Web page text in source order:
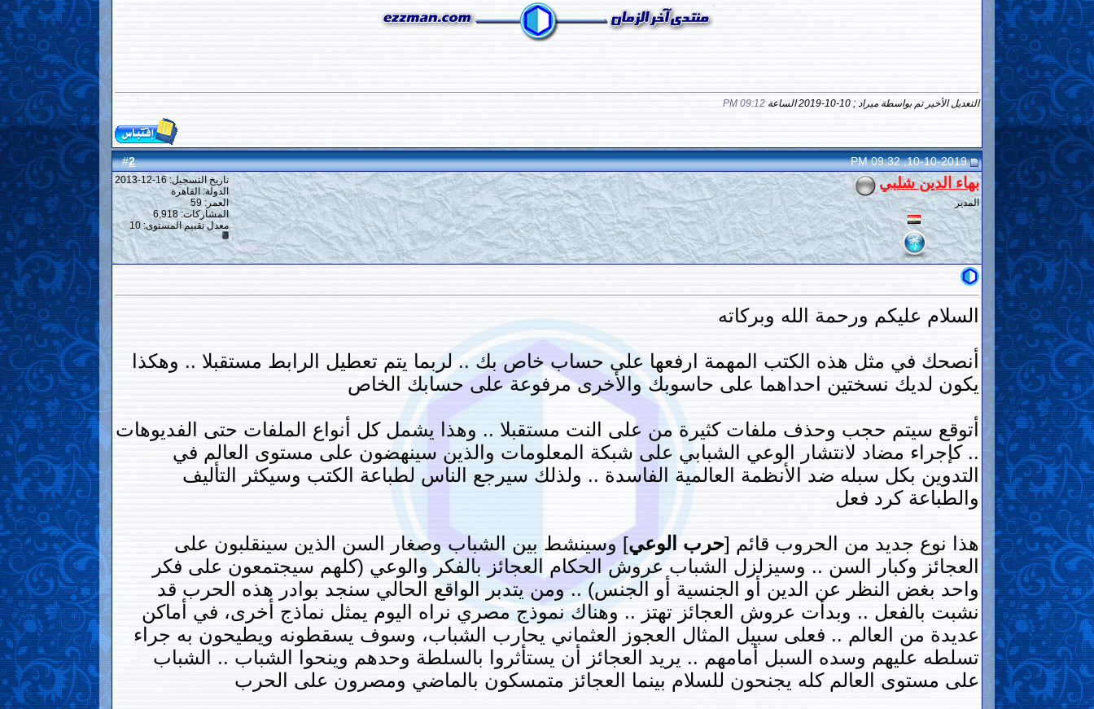
التعديل الأخير تم بواسطة ميراد ; 10-10-2019 الساعة 09:12 PM
#
2 10-10-2019, 09:32 PM
بهاء الدين شلبي
المدير
تاريخ التسجيل: 16-12-2013
الدولة: القاهرة
العمر: 59
المشاركات: 6,918
معدل تقييم المستوى: 10
السلام عليكم ورحمة الله وبركاته
أنصحك في مثل هذه الكتب المهمة ارفعها على حساب خاص بك .. لربما يتم تعطيل الرابط مستقبلا .. وهكذا
يكون لديك نسختين احداهما على حاسوبك والأخرى مرفوعة على حسابك الخاص
أتوقع سيتم حجب وحذف ملفات كثيرة من على النت مستقبلا .. وهذا يشمل كل أنواع الملفات حتى الفديوهات
.. كإجراء مضاد لانتشار الوعي الشبابي على شبكة المعلومات والذين سينهضون على مستوى العالم في
التدوين بكل سبله ضد الأنظمة العالمية الفاسدة .. ولذلك سيرجع الناس لطباعة الكتب وسيكثر التأليف
والطباعة كرد فعل
هذا نوع جديد من الحروب قائم [حرب الوعي] وسينشط بين الشباب وصغار السن الذين سينقلبون على
العجائز وكبار السن .. وسيزلزل الشباب عروش الحكام العجائز بالفكر والوعي (كلهم سيجتمعون على فكر
واحد بغض النظر عن الدين أو الجنسية أو الجنس) .. ومن يتدبر الواقع الحالي سنجد بوادر هذه الحرب قد
نشبت بالفعل .. وبدأت عروش العجائز تهتز .. وهناك نموذج مصري نراه اليوم يمثل نماذج أخرى، في أماكن
عديدة من العالم .. فعلى سبيل المثال العجوز العثماني يحارب الشباب، وسوف يسقطونه ويطيحون به جراء
تسلطه عليهم وسده السبل أمامهم .. يريد العجائز أن يستأثروا بالسلطة وحدهم وينحوا الشباب .. الشباب
على مستوى العالم كله يجنحون للسلام بينما العجائز متمسكون بالماضي ومصرون على الحرب